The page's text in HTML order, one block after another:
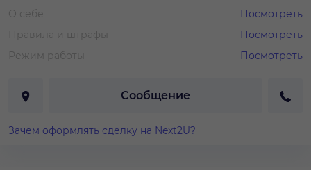
О себе
Посмотреть
Правила и штрафы
Посмотреть
Режим работы
Посмотреть
Сообщение
Зачем оформлять сделку на Next2U?